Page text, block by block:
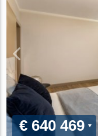
€ 640 469